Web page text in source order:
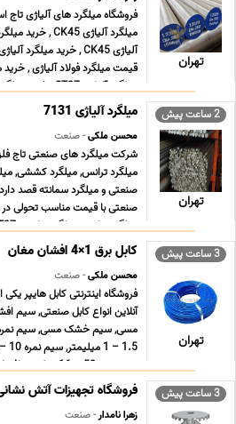
تهران
فروشگاه میلگرد های آلیاژی تاج
میلگرد آلیاژی ST37 , خرید میلگرد آ ... ...
2 ساعت پیش
تهران
میلگرد آلیاژی 7131
محسن ملکی- صنعت
شرکت میلگرد های صنعتی تاج فلز
میلگرد ترانس, میلگرد کششی,
صنعتی و میلگرد سمانته قصد دارد
صنعتی با قیمت مناسب تحولی
میلگرد ترانس, میلگرد ترانسی ST37 , می ... ...
3 ساعت پیش
تهران
کابل برق 1×4 افشان مغان
محسن ملکی- صنعت
فروشگاه اینترنتی کابل هایپر
آنلاین انواع کابل صنعتی,
سیم نمره 50 – 16 میلیمتر افشان و خشک زمین ... ...
3 ساعت پیش فروشگاه تجهیزات آتش
زهرا نامدار- صنعت